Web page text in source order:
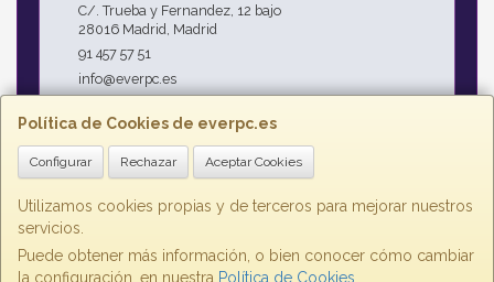
Política de Cookies de everpc.es
Configurar Rechazar Aceptar Cookies
Utilizamos cookies propias y de terceros para mejorar nuestros
servicios.
Puede obtener más información, o bien conocer cómo cambiar
la configuración, en nuestra Política de Cookies
C/. Trueba y Fernandez, 12 bajo
28016 Madrid Madrid
91 457 57 51
info@everpc.es
Horario
Horario continuo : Lunes a Jueves 09:00h - 19:00h, Viernes
09:00h - 14:00h